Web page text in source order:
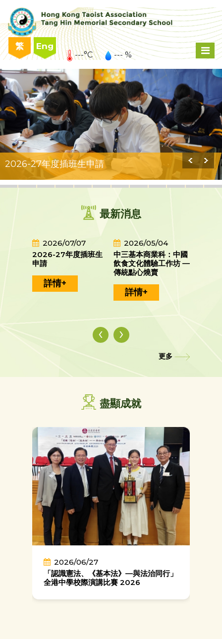
繁 Eng
---°C --- %
2026-27年度插班生申請
最新消息
2026/07/07
2026-27年度插班生
申請
詳情+
2026/05/04
中三基本商業科：中國
飲食文化體驗工作坊 —
傳統點心燒賣
詳情+
‹ ›
更多
盡顯成就
2026/06/27
「認識憲法、《基本法》—與法治同行」
全港中學校際演講比賽 2026